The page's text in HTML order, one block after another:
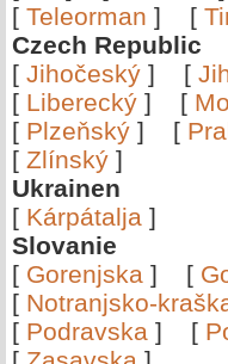
[ Teleorman ] [
Czech Republic
[ Jihočeský ] [
[ Liberecký ] [
[ Plzeňský ] [
[ Zlínský ]
Ukrainen
[ Kárpátalja ]
Slovanie
[ Gorenjska ] [
[ Notranjsko-
[ Podravska ] [